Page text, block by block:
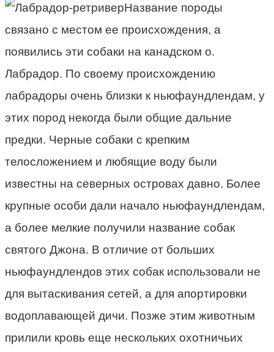
Название породы
связано с местом ее происхождения, а
появились эти собаки на канадском о.
Лабрадор. По своему происхождению
лабрадоры очень близки к ньюфаундлендам, у
этих пород некогда были общие дальние
предки. Черные собаки с крепким
телосложением и любящие воду были
известны на северных островах давно. Более
крупные особи дали начало ньюфаундлендам,
а более мелкие получили название собак
святого Джона. В отличие от больших
ньюфаундлендов этих собак использовали не
для вытаскивания сетей, а для апортировки
водоплавающей дичи. Позже этим животным
прилили кровь еще нескольких охотничьих